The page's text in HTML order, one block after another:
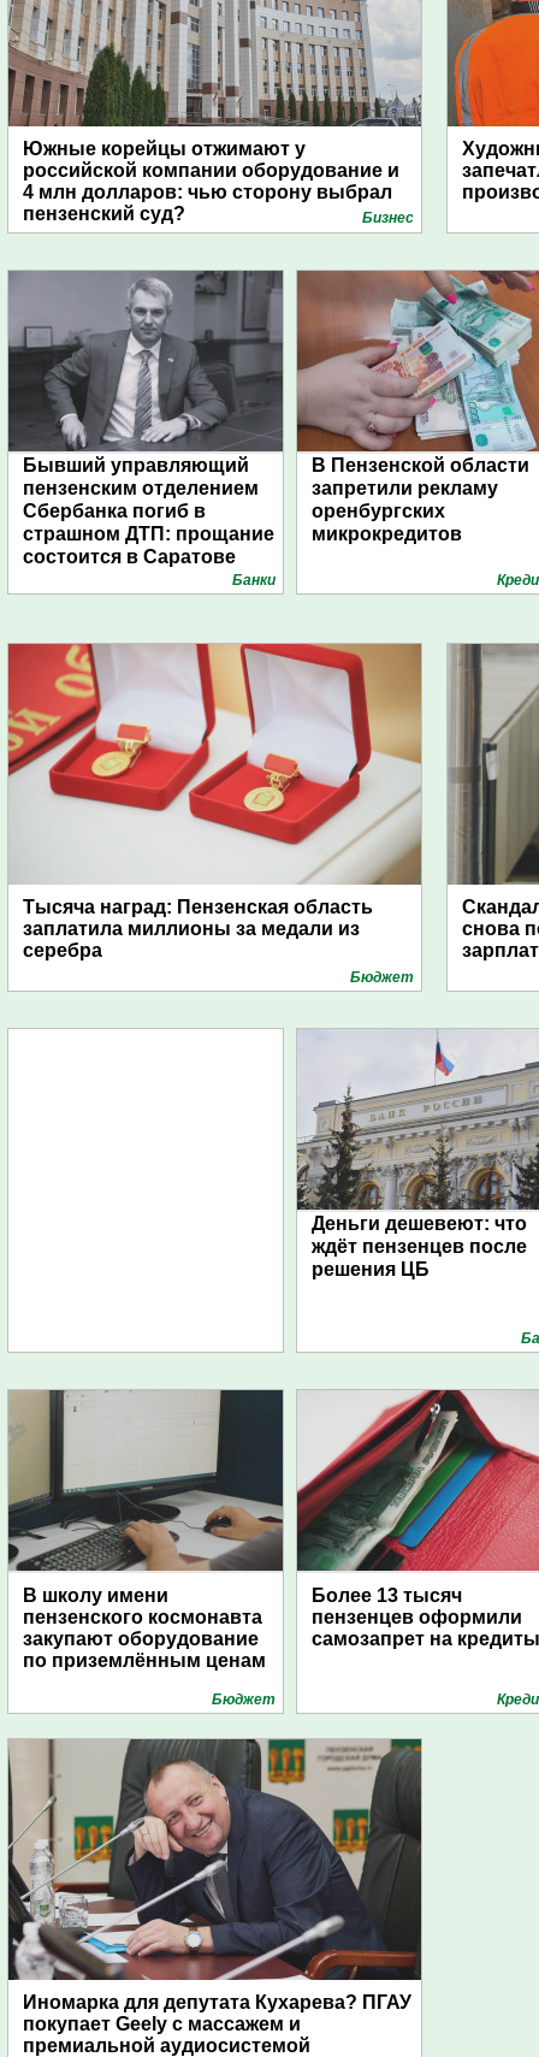
Южные корейцы отжимают у
российской компании оборудование и
4 млн долларов: чью сторону выбрал
пензенский суд?
Бизнес
Бывший управляющий
пензенским отделением
Сбербанка погиб в
страшном ДТП: прощание
состоится в Саратове
Банки
В Пензенской области
запретили рекламу
оренбургских
микрокредитов
Тысяча наград: Пензенская область
заплатила миллионы за медали из
серебра
Бюджет
снова
Деньги дешевеют: что
ждёт пензенцев после
решения ЦБ
В школу имени
пензенского космонавта
закупают оборудование
по приземлённым ценам
Бюджет
Более 13 тысяч
пензенцев оформили
самозапрет на кредиты
Иномарка для депутата Кухарева? ПГАУ
покупает Geely с массажем и
премиальной аудиосистемой